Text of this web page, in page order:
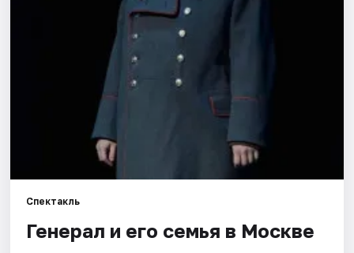
Спектакль
Генерал и его семья в Москве